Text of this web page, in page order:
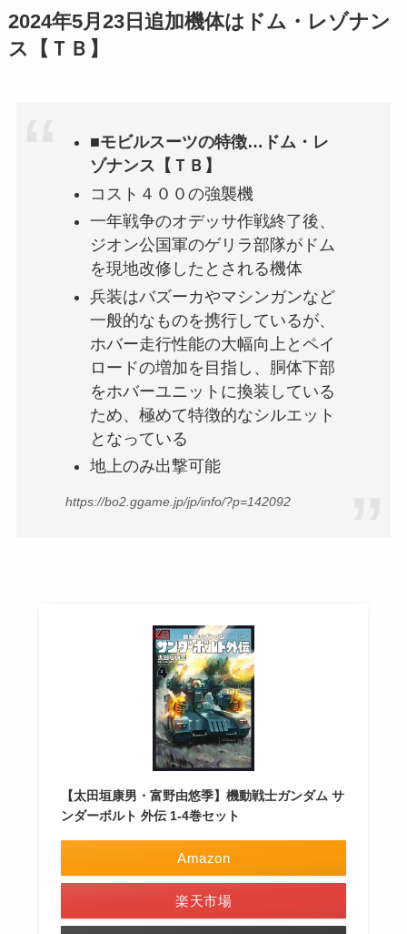
2024年5月23日追加機体はドム・レゾナン
ス【ＴＢ】
■モビルスーツの特徴…ドム・レ
ゾナンス【ＴＢ】
コスト４００の強襲機
一年戦争のオデッサ作戦終了後、
ジオン公国軍のゲリラ部隊がドム
を現地改修したとされる機体
兵装はバズーカやマシンガンなど
一般的なものを携行しているが、
ホバー走行性能の大幅向上とペイ
ロードの増加を目指し、胴体下部
をホバーユニットに換装している
ため、極めて特徴的なシルエット
となっている
地上のみ出撃可能
https://bo2.ggame.jp/jp/info/?p=142092
【太田垣康男・富野由悠季】機動戦士ガンダム サ
ンダーボルト 外伝 1-4巻セット
Amazon
楽天市場